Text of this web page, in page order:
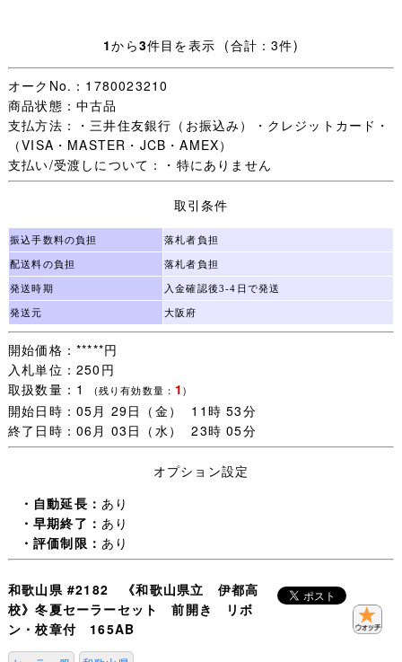
冬夏スカート各1枚
リボン・校章付
夏スカートのみ指定外品
◆前開きスナップ
◆セーラー刺しゅう
＊サイズ＊
《冬セーラー》
身幅 52ｃｍ
着丈 42ｃｍ
袖丈 55ｃｍ
《冬スカート》
ウエスト 66～70ｃｍ
丈 58ｃｍ
《夏セーラー》165AB
肩幅 43ｃｍ
身幅 52ｃｍ
着丈 42ｃｍ
袖丈 22ｃｍ
《夏スカート》
※夏スカートのホック位置をかえていますので、
タグの表示より実寸の方が小さいです。
＊状態＊
ランク C
＊発送＊
1から3件目を表示 (合計：3件)
オークNo.：1780023210
商品状態：中古品
支払方法：・三井住友銀行（お振込み）・クレジットカード・
（VISA・MASTER・JCB・AMEX）
支払い/受渡しについて：・特にありません
取引条件
振込手数料の負担 落札者負担
配送料の負担 落札者負担
発送時期 入金確認後3-4日で発送
発送元 大阪府
開始価格：*****円
入札単位：250円
取扱数量：1
(残り有効数量： 1)
開始日時：05月 29日（金） 11時 53分
終了日時：06月 03日（水） 23時 05分
オプション設定
・自動延長： あり
・早期終了： あり
・評価制限： あり
和歌山県 #2182 《和歌山県立 伊都高
校》冬夏セーラーセット 前開き リボ
ン・校章付 165AB